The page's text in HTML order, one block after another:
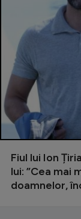
Fiul lui Ion
lui: ”Cea mai
doamnelor,